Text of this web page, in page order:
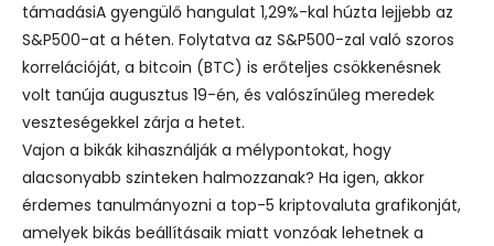
támadásiA gyengülő hangulat 1,29%-kal húzta lejjebb az
S&P500-at a héten. Folytatva az S&P500-zal való szoros
korrelációját, a bitcoin (BTC) is erőteljes csökkenésnek
volt tanúja augusztus 19-én, és valószínűleg meredek
veszteségekkel zárja a hetet.
Vajon a bikák kihasználják a mélypontokat, hogy
alacsonyabb szinteken halmozzanak? Ha igen, akkor
érdemes tanulmányozni a top-5 kriptovaluta grafikonját,
amelyek bikás beállításaik miatt vonzóak lehetnek a